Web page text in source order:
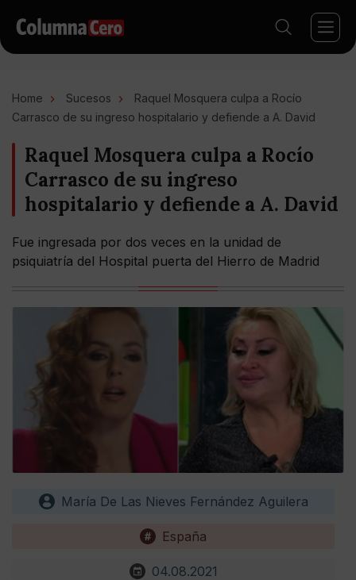
Home Sucesos
Raquel Mosquera culpa a Rocío
Carrasco de su ingreso hospitalario y defiende a A. David
Raquel Mosquera culpa a Rocío
Carrasco de su ingreso
hospitalario y defiende a A. David
Fue ingresada por dos veces en la unidad de
psiquiatría del Hospital puerta del Hierro de Madrid
María De Las Nieves Fernández Aguilera
España
04.08.2021